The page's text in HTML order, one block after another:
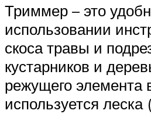
Триммер – это
использовании
скоса травы и
кустарников и
режущего элемента
используется леска